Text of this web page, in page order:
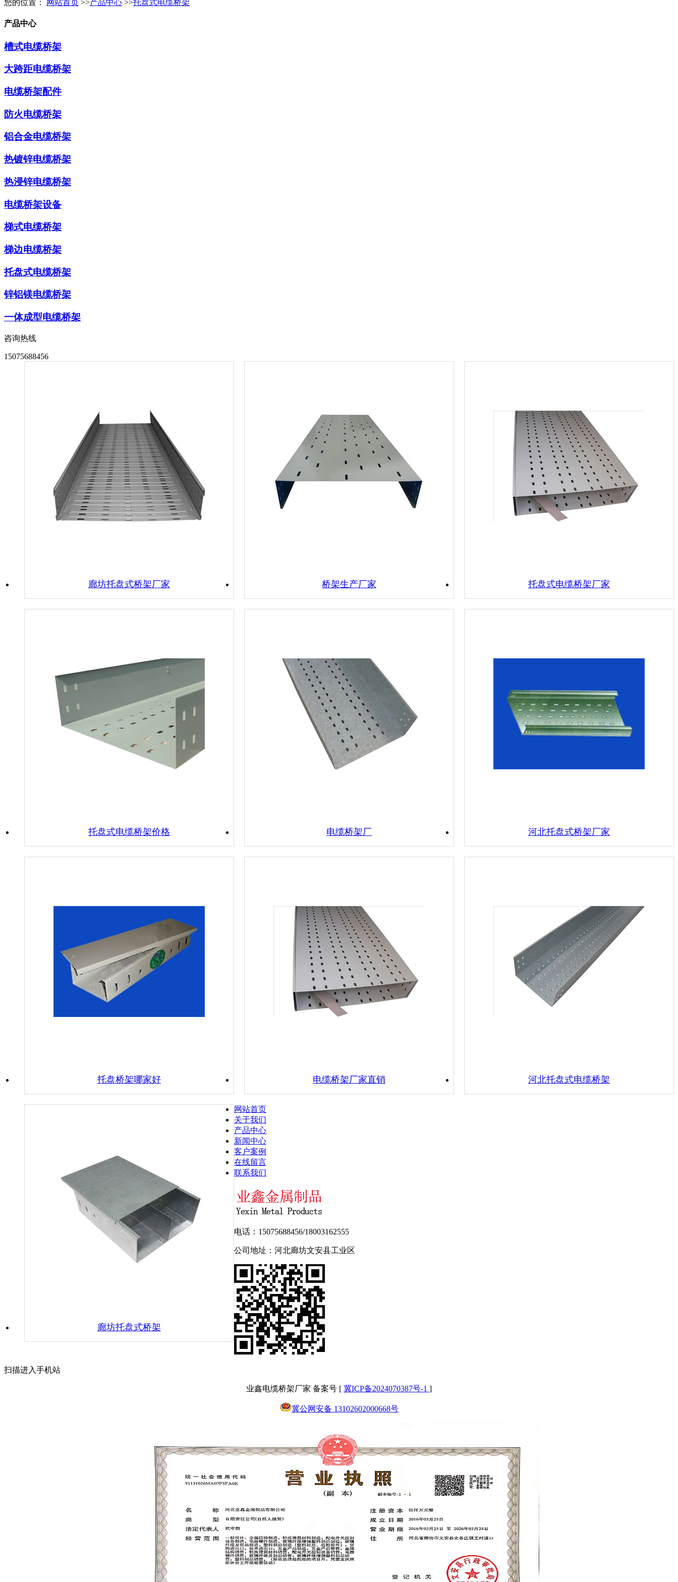
您的位置： 网站首页 >>产品中心 >>托盘式电缆桥架
产品中心
槽式电缆桥架
大跨距电缆桥架
电缆桥架配件
防火电缆桥架
铝合金电缆桥架
热镀锌电缆桥架
热浸锌电缆桥架
电缆桥架设备
梯式电缆桥架
梯边电缆桥架
托盘式电缆桥架
锌铝镁电缆桥架
一体成型电缆桥架
咨询热线
15075688456
廊坊托盘式桥架厂家 桥架生产厂家 托盘式电缆桥架厂家
托盘式电缆桥架价格 电缆桥架厂 河北托盘式桥架厂家
托盘桥架哪家好 电缆桥架厂家直销 河北托盘式电缆桥架
廊坊托盘式桥架
网站首页
关于我们
产品中心
新闻中心
客户案例
在线留言
联系我们
电话：15075688456/18003162555
公司地址：河北廊坊文安县工业区
扫描进入手机站
业鑫电缆桥架厂家 备案号 [ 冀ICP备2024070387号-1 ]
冀公网安备 13102602000668号